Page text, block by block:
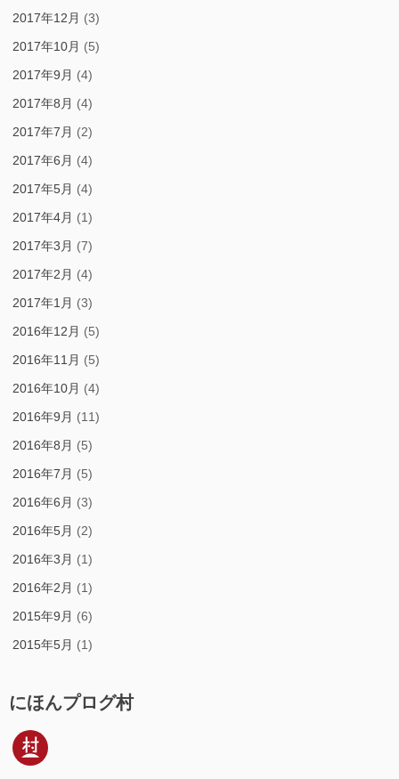
2017年12月 (3)
2017年10月 (5)
2017年9月 (4)
2017年8月 (4)
2017年7月 (2)
2017年6月 (4)
2017年5月 (4)
2017年4月 (1)
2017年3月 (7)
2017年2月 (4)
2017年1月 (3)
2016年12月 (5)
2016年11月 (5)
2016年10月 (4)
2016年9月 (11)
2016年8月 (5)
2016年7月 (5)
2016年6月 (3)
2016年5月 (2)
2016年3月 (1)
2016年2月 (1)
2015年9月 (6)
2015年5月 (1)
にほんプログ村